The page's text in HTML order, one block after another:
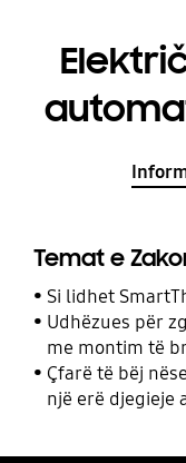
Temat e
Si lidhet
Udhëzues për
me montim të
Çfarë të bëj
një erë djegieje